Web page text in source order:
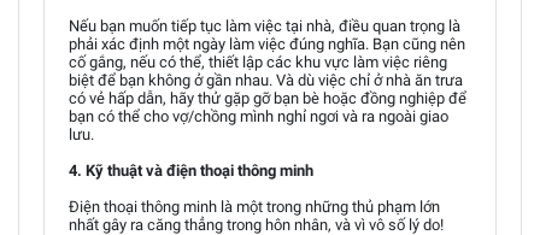
Nếu bạn muốn tiếp tục làm việc tại nhà, điều quan trọng là
phải xác định một ngày làm việc đúng nghĩa. Bạn cũng nên
cố gắng, nếu có thể, thiết lập các khu vực làm việc riêng
biệt để bạn không ở gần nhau. Và dù việc chỉ ở nhà ăn trưa
có vẻ hấp dẫn, hãy thử gặp gỡ bạn bè hoặc đồng nghiệp để
bạn có thể cho vợ/chồng mình nghỉ ngơi và ra ngoài giao
lưu.
4. Kỹ thuật và điện thoại thông minh
Điện thoại thông minh là một trong những thủ phạm lớn
nhất gây ra căng thẳng trong hôn nhân, và vì vô số lý do!